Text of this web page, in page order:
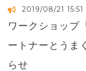
2019/08/21 15:51
ワークショップ
ートナーとうま
らせ